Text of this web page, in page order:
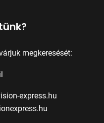
megkeresését:
express.hu